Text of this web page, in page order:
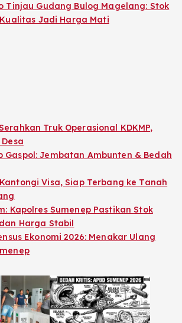
Tinjau Gudang Bulog Magelang: Stok
Jadi Harga Mati
Truk Operasional KDKMP,
Gaspol: Jembatan Ambunten & Bedah
Visa, Siap Terbang ke Tanah
Kapolres Sumenep Pastikan Stok
Harga Stabil
Ekonomi 2026: Menakar Ulang